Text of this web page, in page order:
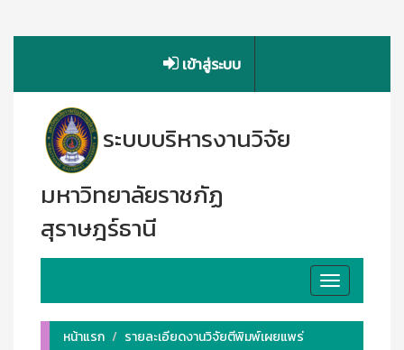
เข้าสู่ระบบ
ระบบบริหารงานวิจัย
มหาวิทยาลัยราชภัฏ
สุราษฎร์ธานี
Toggle
navigation
หน้าแรก
รายละเอียดงานวิจัยตีพิมพ์เผยแพร่